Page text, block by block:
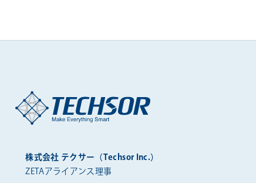
株式会社 テクサー（Techsor Inc.）
ZETAアライアンス理事